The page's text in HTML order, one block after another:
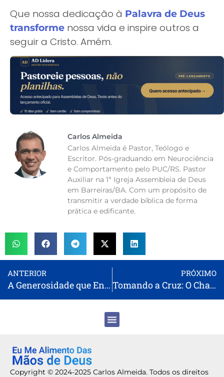
Que nossa dedicação à Palavra de Deus
transforme nossa vida e inspire outros a
seguir a Cristo. Amém.
Carlos Almeida
Carlos Almeida é Pastor, Teólogo e
Escritor. Pós-graduando em Neurociência
e Comportamento pelo PUC/RS. Pastor
Auxiliar na 1ª Igreja Assembleia de Deus
em Barreiras/BA. Com um propósito de
transmitir a verdade bíblica de forma
prática e edificante.
ANTERIOR
A Generosidade que Enriquece: A Benção de Dar e Receber
PRÓXIMO
Tomando a Cruz: O Chamado ao Discipulado Verdadeiro
Copyright © 2024-2025 Carlos Almeida. Todos os direitos